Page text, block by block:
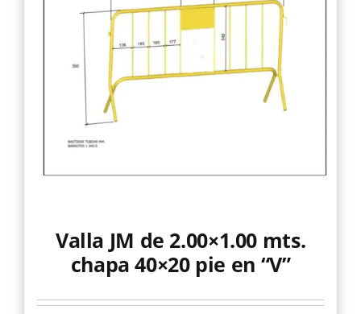
Valla JM de 2.00×1.00 mts.
chapa 40×20 pie en “V”